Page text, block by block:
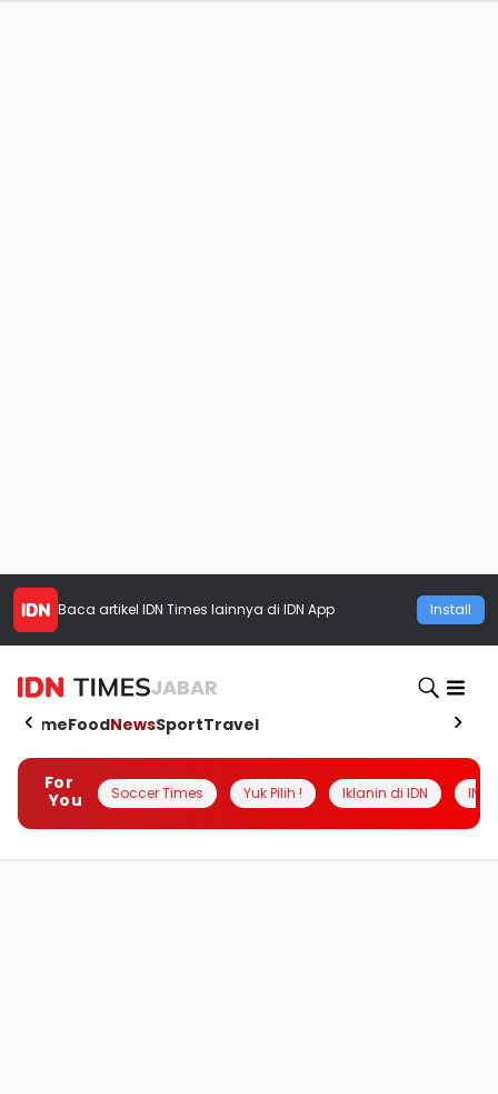
Baca artikel IDN Times lainnya di IDN App Install
JABAR
HomeFoodNewsSportTravel
For
You
Soccer Times Yuk Pilih ! Iklanin di IDN